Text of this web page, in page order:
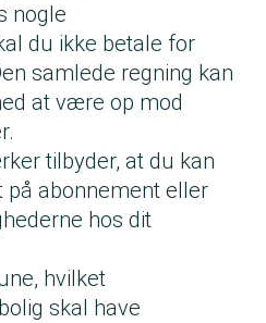
nogle
du ikke betale for
samlede regning kan
at være op mod
tilbyder, at du kan
abonnement eller
hos dit
hvilket
skal have